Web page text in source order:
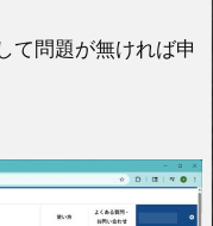
て問題が無ければ申